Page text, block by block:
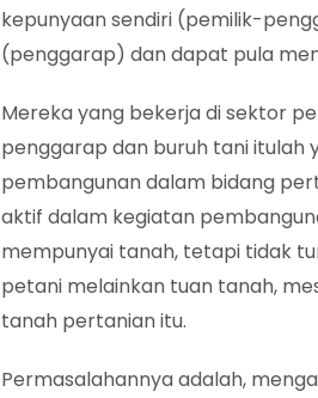
kepunyaan sendiri (pemilik-
(penggarap) dan dapat pula
Mereka yang bekerja di sektor
penggarap dan buruh tani itulah
pembangunan dalam bidang
aktif dalam kegiatan
mempunyai tanah, tetapi tidak
petani melainkan tuan tanah,
tanah pertanian itu.
Permasalahannya adalah,